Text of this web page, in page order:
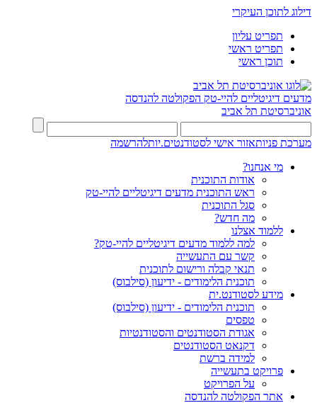
דילוג לתוכן העיקרי
תפריט עליון
תפריט ראשי
תוכן ראשי
מדעים דיגיטליים להיי-טק הפקולטה להנדסה
אוניברסיטת תל אביב
מערכת פניותאזור אישי לסטודנטים.יותלהרשמה
מי אנחנו?
אודות התוכנית
ראש התוכנית מדעים דיגיטליים להיי-טק
סגל התוכנית
מה חדש?
ללמוד אצלנו
למה ללמוד מדעים דיגיטליים להיי-טק?
קשר עם התעשייה
תנאי קבלה ורישום לתוכנית
תוכנית הלימודים - ידיעון (סילבוס)
מידע לסטודנט.ית
תוכנית הלימודים - ידיעון (סילבוס)
טפסים
אגודת הסטודנטים והסטודנטיות
דקנאט הסטודנטים
למידה ברשת
פרויקט בתעשייה
על הפרויקט
אתר הפקולטה להנדסה